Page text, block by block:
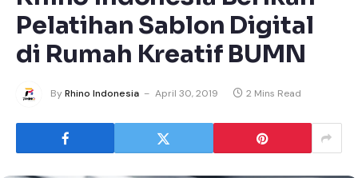
Pelatihan Sablon Digital
di Rumah Kreatif BUMN
ByRhino Indonesia April 30, 2019 2 Mins Read